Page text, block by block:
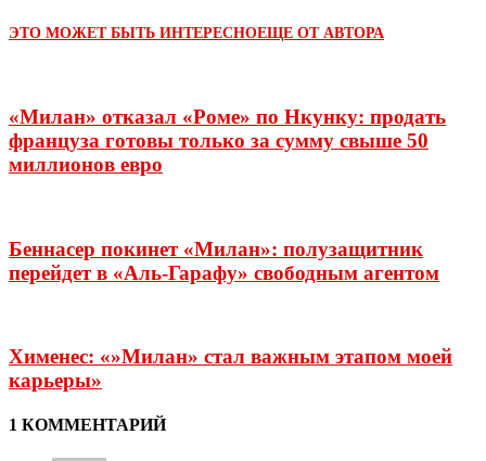
ЭТО МОЖЕТ БЫТЬ ИНТЕРЕСНОЕЩЕ ОТ АВТОРА
«Милан» отказал «Роме» по Нкунку: продать
француза готовы только за сумму свыше 50
миллионов евро
Беннасер покинет «Милан»: полузащитник
перейдет в «Аль-Гарафу» свободным агентом
Хименес: «»Милан» стал важным этапом моей
карьеры»
1 КОММЕНТАРИЙ